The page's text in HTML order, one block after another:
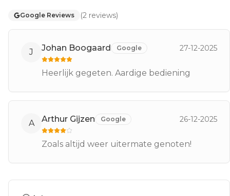
Google Reviews (2 reviews)
J Johan Boogaard Google 27-12-2025
Heerlijk gegeten. Aardige bediening
A Arthur Gijzen Google 26-12-2025
Zoals altijd weer uitermate genoten!